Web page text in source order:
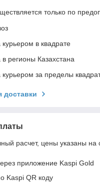
только по
курьером в квадрате
в регионы Казахстана
курьером за пределы
доставки
расчет, цены указаны на
приложение Kaspi Gold
Kaspi QR коду